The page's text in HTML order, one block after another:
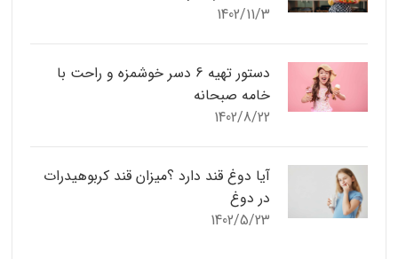
1402/11/3
دستور تهیه 6 دسر خوشمزه و راحت با
خامه صبحانه
1402/8/22
آیا دوغ قند دارد ؟میزان قند کربوهیدرات
در دوغ
1402/5/23